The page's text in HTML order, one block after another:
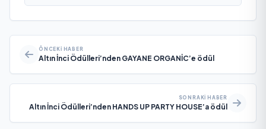
ÖNCEKI HABER
Altın İnci Ödülleri’nden GAYANE ORGANİC’e ödül
SONRAKI HABER
Altın İnci Ödülleri’nden HANDS UP PARTY HOUSE’a ödül